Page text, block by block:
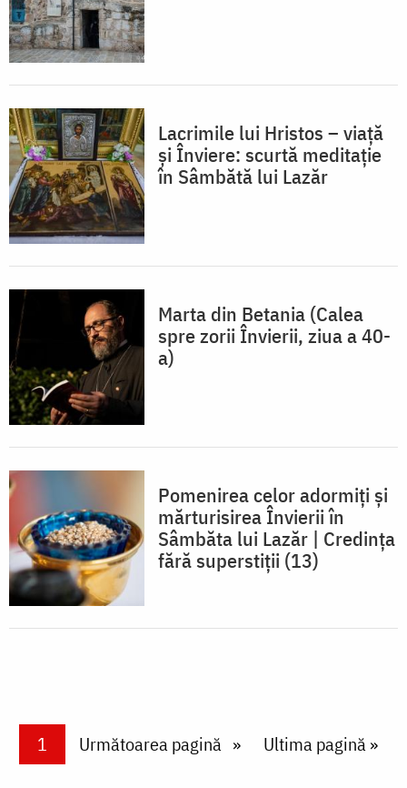
Lacrimile lui Hristos – viață
și Înviere: scurtă meditație
în Sâmbătă lui Lazăr
Marta din Betania (Calea
spre zorii Învierii, ziua a 40-
a)
Pomenirea celor adormiți și
mărturisirea Învierii în
Sâmbăta lui Lazăr | Credința
fără superstiții (13)
PaginareCurrent page
1 Next page
Următoarea pagină Last page
Ultima pagină »